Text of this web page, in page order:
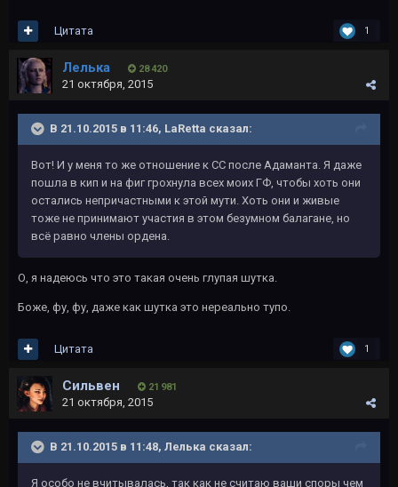
1
Цитата
Лелька 28 420
21 октября, 2015
В 21.10.2015 в 11:46, LaRetta сказал:
Вот! И у меня то же отношение к СС после Адаманта. Я даже
пошла в кип и на фиг грохнула всех моих ГФ, чтобы хоть они
остались непричастными к этой мути. Хоть они и живые
тоже не принимают участия в этом безумном балагане, но
всё равно члены ордена.
О, я надеюсь что это такая очень глупая шутка.
Боже, фу, фу, даже как шутка это нереально тупо.
1
Цитата
Сильвен 21 981
21 октября, 2015
В 21.10.2015 в 11:48, Лелька сказал:
Я особо не вчитывалась, так как не считаю ваши споры чем